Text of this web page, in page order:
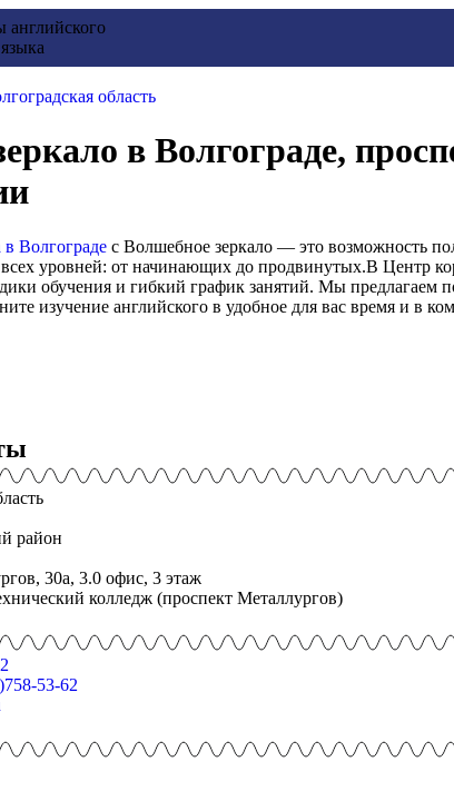
область
в Волгограде,
Волгограде с Волшебное зеркало — это возможность
всех уровней: от начинающих до продвинутых.В Центр
обучения и гибкий график занятий. Мы
изучение английского в удобное для вас время и в
район
30а, 3.0 офис, 3 этаж
колледж (проспект Металлургов)
53-62